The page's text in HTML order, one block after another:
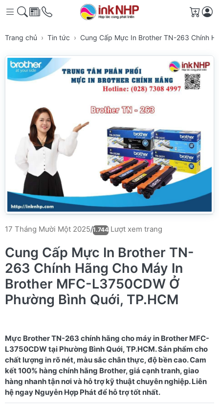
Giỏ
Trang chủ Tin tức Cung Cấp Mực In Brother TN-263 Chính
17 Tháng Mười Một 2025/1.744 Lượt xem trang
Cung Cấp Mực In Brother TN-
263 Chính Hãng Cho Máy In
Brother MFC-L3750CDW Ở
Phường Bình Quới, TP.HCM
Mực Brother TN-263 chính hãng cho máy in Brother MFC-
L3750CDW tại Phường Bình Quới, TP.HCM. Sản phẩm cho
chất lượng in rõ nét, màu sắc chân thực, độ bền cao. Cam
kết 100% hàng chính hãng Brother, giá cạnh tranh, giao
hàng nhanh tận nơi và hỗ trợ kỹ thuật chuyên nghiệp. Liên